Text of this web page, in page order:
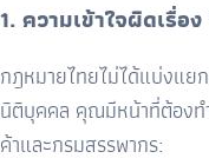
1.ความเข้าใจผิดเรื่
กฎหมายไทยไม่ได้แบ่งแ
นิติบุคคล คุณมีหน้าที่ต้องท
ค้าและกรมสรรพากร: